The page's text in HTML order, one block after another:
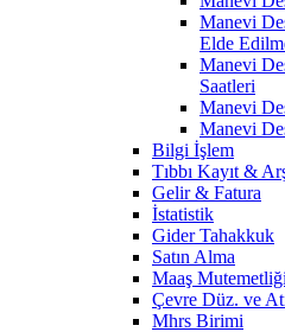
Manevi
Elde
Manevi
Saatleri
Manevi
Manevi
Bilgi İşlem
Tıbbı Kayıt &
Gelir & Fatura
İstatistik
Gider Tahakkuk
Satın Alma
Maaş Mutemetliği
Çevre Düz. ve
Mhrs Birimi